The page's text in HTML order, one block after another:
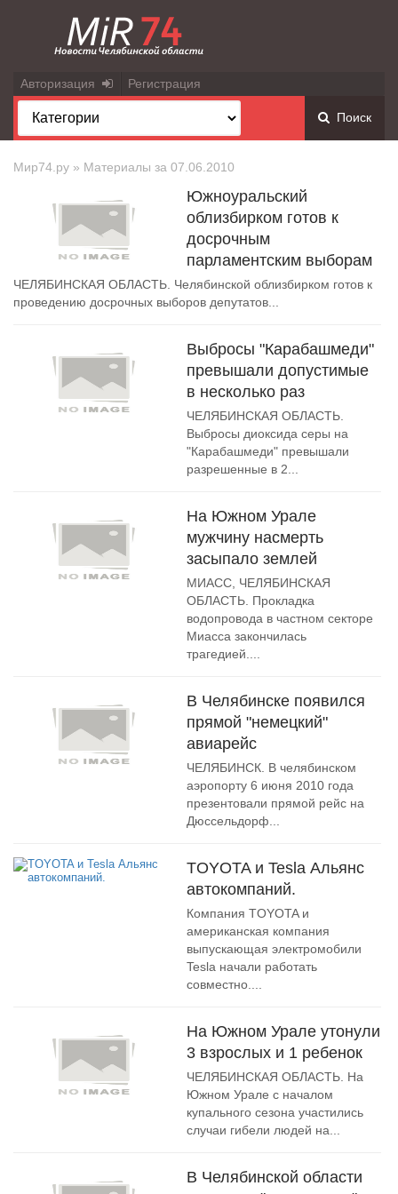
Авторизация Регистрация
Поиск
Мир74.ру » Материалы за 07.06.2010
Южноуральский
облизбирком готов к
досрочным
парламентским выборам
ЧЕЛЯБИНСКАЯ ОБЛАСТЬ. Челябинской облизбирком готов к
проведению досрочных выборов депутатов...
Выбросы "Карабашмеди"
превышали допустимые
в несколько раз
ЧЕЛЯБИНСКАЯ ОБЛАСТЬ.
Выбросы диоксида серы на
"Карабашмеди" превышали
разрешенные в 2...
На Южном Урале
мужчину насмерть
засыпало землей
МИАСС, ЧЕЛЯБИНСКАЯ
ОБЛАСТЬ. Прокладка
водопровода в частном секторе
Миасса закончилась
трагедией....
В Челябинске появился
прямой "немецкий"
авиарейс
ЧЕЛЯБИНСК. В челябинском
аэропорту 6 июня 2010 года
презентовали прямой рейс на
Дюссельдорф...
TOYOTA и Tesla Альянс
автокомпаний.
Компания TOYOTA и
американская компания
выпускающая электромобили
Tesla начали работать
совместно....
На Южном Урале утонули
3 взрослых и 1 ребенок
ЧЕЛЯБИНСКАЯ ОБЛАСТЬ. На
Южном Урале с началом
купального сезона участились
случаи гибели людей на...
В Челябинской области